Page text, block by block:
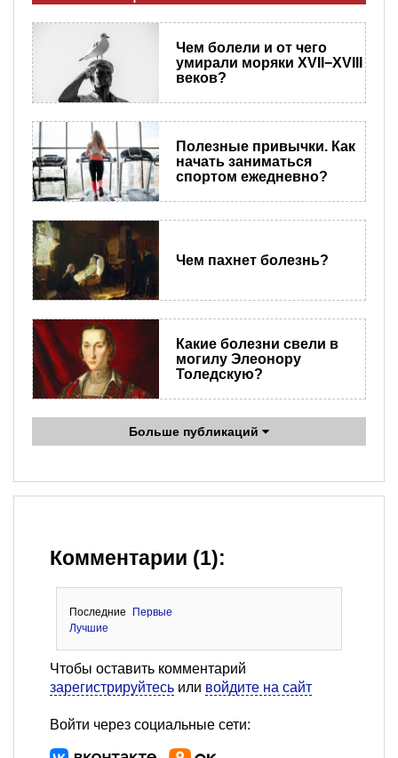
Чем болели и от чего
умирали моряки XVII−XVIII
веков?
Полезные привычки. Как
начать заниматься
спортом ежедневно?
Чем пахнет болезнь?
Какие болезни свели в
могилу Элеонору
Толедскую?
Больше публикаций
Комментарии (1):
Последние
Первые
Лучшие
Чтобы оставить комментарий
зарегистрируйтесь или войдите на сайт
Войти через социальные сети: